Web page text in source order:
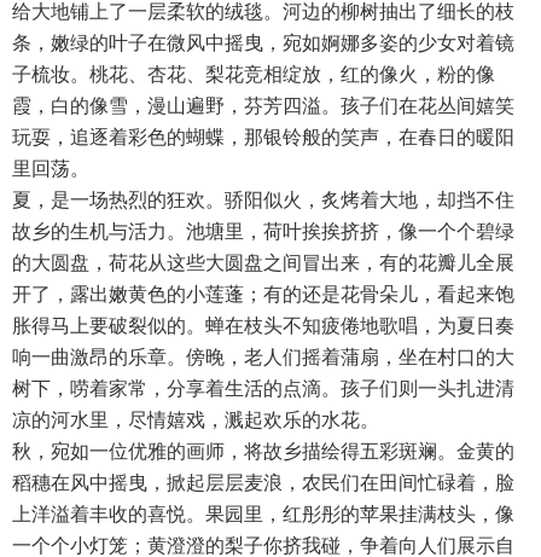
给大地铺上了一层柔软的绒毯。河边的柳树抽出了细长的枝
条，嫩绿的叶子在微风中摇曳，宛如婀娜多姿的少女对着镜
子梳妆。桃花、杏花、梨花竞相绽放，红的像火，粉的像
霞，白的像雪，漫山遍野，芬芳四溢。孩子们在花丛间嬉笑
玩耍，追逐着彩色的蝴蝶，那银铃般的笑声，在春日的暖阳
里回荡。​
夏，是一场热烈的狂欢。骄阳似火，炙烤着大地，却挡不住
故乡的生机与活力。池塘里，荷叶挨挨挤挤，像一个个碧绿
的大圆盘，荷花从这些大圆盘之间冒出来，有的花瓣儿全展
开了，露出嫩黄色的小莲蓬；有的还是花骨朵儿，看起来饱
胀得马上要破裂似的。蝉在枝头不知疲倦地歌唱，为夏日奏
响一曲激昂的乐章。傍晚，老人们摇着蒲扇，坐在村口的大
树下，唠着家常，分享着生活的点滴。孩子们则一头扎进清
凉的河水里，尽情嬉戏，溅起欢乐的水花。​
秋，宛如一位优雅的画师，将故乡描绘得五彩斑斓。金黄的
稻穗在风中摇曳，掀起层层麦浪，农民们在田间忙碌着，脸
上洋溢着丰收的喜悦。果园里，红彤彤的苹果挂满枝头，像
一个个小灯笼；黄澄澄的梨子你挤我碰，争着向人们展示自